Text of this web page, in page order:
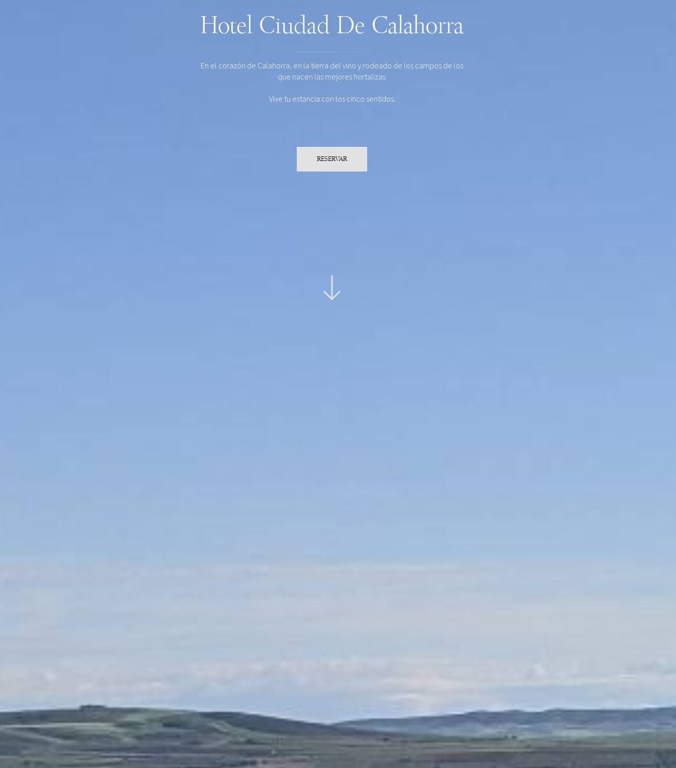
Hotel Ciudad De Calahorra
En el corazón de Calahorra, en la tierra del vino y rodeado de los campos de los
que nacen las mejores hortalizas.
Vive tu estancia con los cinco sentidos.
RESERVAR